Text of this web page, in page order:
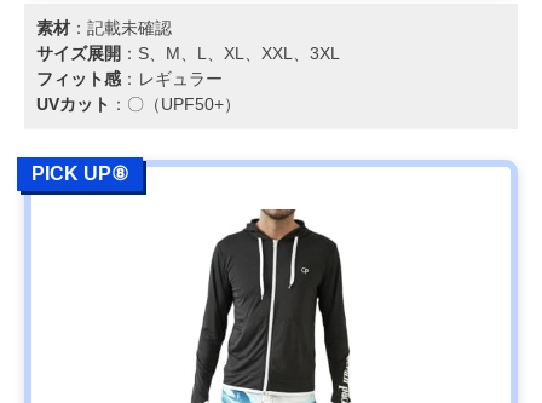
素材 ：記載未確認
サイズ展開 ：S、M、L、XL、XXL、3XL
フィット感 ：レギュラー
UVカット ：〇（UPF50+）
PICK UP⑧